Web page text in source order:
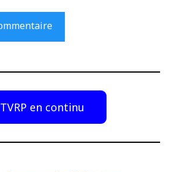
TVRP en continu